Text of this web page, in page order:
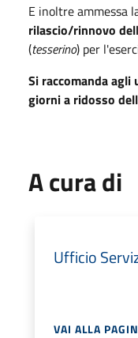
E inoltre ammessa
rilascio/rinnovo
(tesserino) per
Si raccomanda
giorni a ridosso
A cura di
Ufficio
VAI ALLA